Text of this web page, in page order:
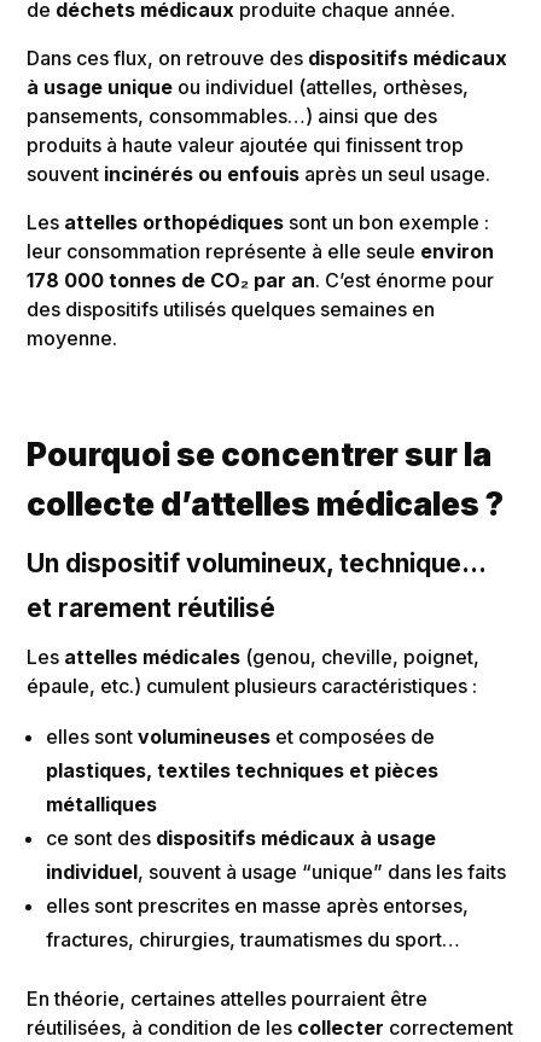
de déchets médicaux produite chaque année.
Dans ces flux, on retrouve des dispositifs médicaux
à usage unique ou individuel (attelles, orthèses,
pansements, consommables…) ainsi que des
produits à haute valeur ajoutée qui finissent trop
souvent incinérés ou enfouis après un seul usage.
Les attelles orthopédiques sont un bon exemple :
leur consommation représente à elle seule environ
178 000 tonnes de CO₂ par an. C’est énorme pour
des dispositifs utilisés quelques semaines en
moyenne.
Pourquoi se concentrer sur la
collecte d’attelles médicales ?
Un dispositif volumineux, technique…
et rarement réutilisé
Les attelles médicales (genou, cheville, poignet,
épaule, etc.) cumulent plusieurs caractéristiques :
elles sontvolumineuses et composées de
plastiques, textiles techniques et pièces
métalliques
ce sont des dispositifs médicaux à usage
individuel, souvent à usage “unique” dans les faits
elles sont prescrites en masse après entorses,
fractures, chirurgies, traumatismes du sport…
En théorie, certaines attelles pourraient être
réutilisées, à condition de les collecter correctement